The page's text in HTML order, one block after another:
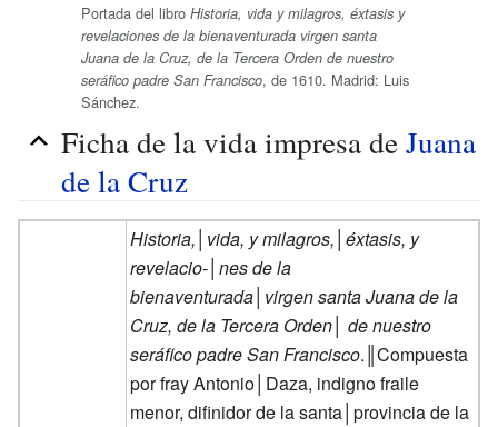
Portada del libro Historia, vida y milagros, éxtasis y
revelaciones de la bienaventurada virgen santa
Juana de la Cruz, de la Tercera Orden de nuestro
seráfico padre San Francisco, de 1610. Madrid: Luis
Sánchez.
Ficha de la vida impresa deJuana
de la Cruz
Historia,│vida, y milagros,│éxtasis, y
revelacio-│nes de la
bienaventurada│virgen santa Juana de la
Cruz, de la Tercera Orden│ de nuestro
seráfico padre San Francisco.║Compuesta
por fray Antonio│Daza, indigno fraile
menor, difinidor de la santa│provincia de la